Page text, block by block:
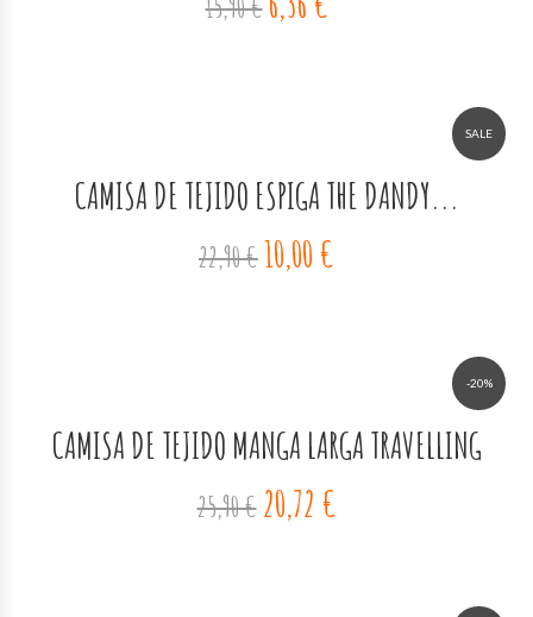
15,90 €
SALE
CAMISA DE TEJIDO ESPIGA THE DANDY...
22,90 €10,00 €
-20%
CAMISA DE TEJIDO MANGA LARGA TRAVELLING
25,90 € 20,72 €